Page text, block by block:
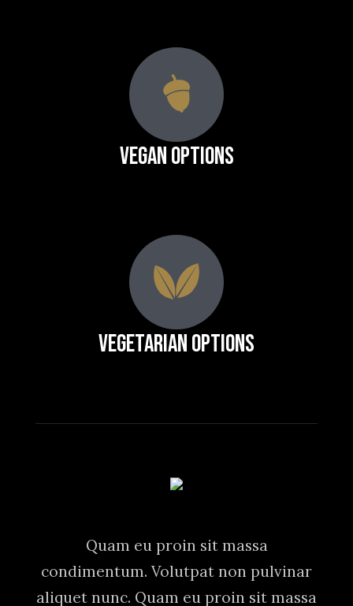
Vegan Options
Vegetarian Options
Quam eu proin sit massa
condimentum. Volutpat non pulvinar
aliquet nunc. Quam eu proin sit massa